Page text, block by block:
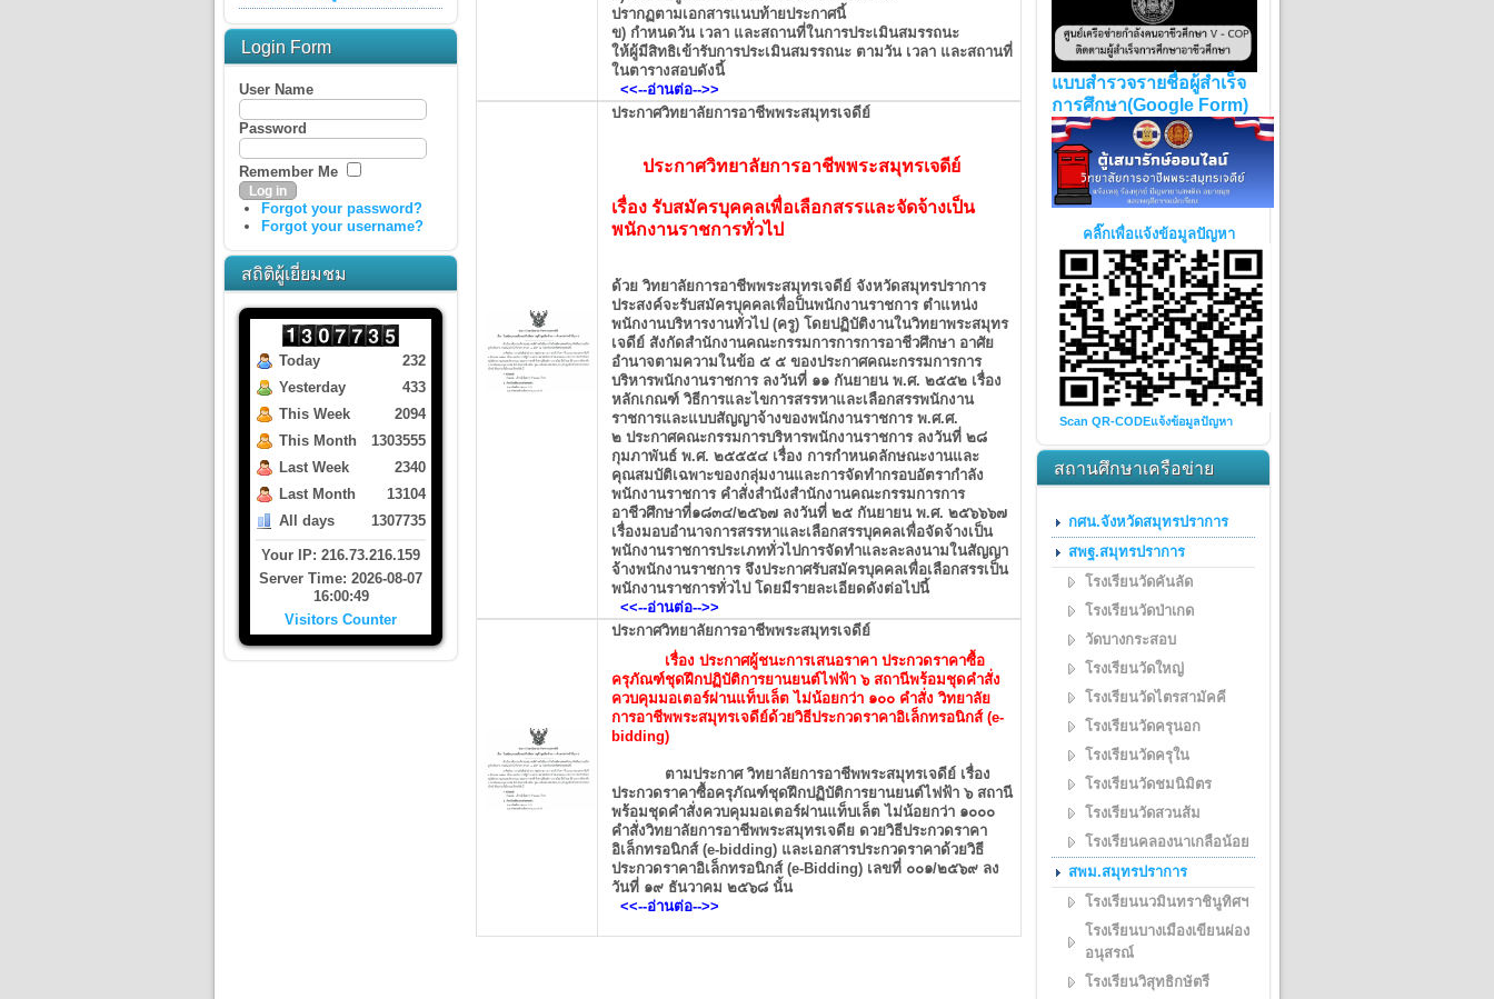
Login Form
User Name
Password
Remember Me
Forgot your password?
Forgot your username?
สถิติผู้เยี่ยมชม
Today
Yesterday
This Week
This Month
Last Week
Last Month
All days
232
433
2094
1303555
2340
13104
1307735
Your IP: 216.73.216.159
Server Time: 2026-08-07
16:00:49
Visitors Counter
ปรากฏตามเอกสารแนบท้ายประกาศนี้
ข) กำหนดวัน เวลา และสถานที่ในการประเมินสมรรถนะ
ให้ผู้มีสิทธิเข้ารับการประเมินสมรรถนะ ตามวัน เวลา และสถานที่
ในตารางสอบดังนี้
<<--อ่านต่อ-->>
ประกาศวิทยาลัยการอาชีพพระสมุทรเจดีย์
ประกาศวิทยาลัยการอาชีพพระสมุทรเจดีย์
เรื่อง รับสมัครบุคคลเพื่อเลือกสรรและจัดจ้างเป็น
พนักงานราชการทั่วไป
ด้วย วิทยาลัยการอาชีพพระสมุทรเจดีย์ จังหวัดสมุทรปราการ
ประสงค์จะรับสมัครบุคคลเพื่อป็นพนักงานราชการ ตำแหน่ง
พนักงานบริหารงานทั่วไป (ครู) โดยปฏิบัติงานในวิทยาพระสมุทร
เจดีย์ สังกัดสำนักงานคณะกรรมการการการอาชีวศึกษา อาศัย
อำนาจตามความในข้อ ๕ ๕ ของประกาศคณะกรรมการการ
บริหารพนักงานราชการ ลงวันที่ ๑๑ กันยายน พ.ศ. ๒๕๕๒ เรื่อง
หลักเกณฑ์ วิธีการและไขการสรรหาและเลือกสรรพนักงาน
ราชการและแบบสัญญาจ้างของพนักงานราชการ พ.ศ.ศ.
๒ ประกาศคณะกรรมการบริหารพนักงานราชการ ลงวันที่ ๒๘
กุมภาพันธ์ พ.ศ. ๒๕๕๕๔ เรื่อง การกำหนดลักษณะงานและ
คุณสมบัติเฉพาะของกลุ่มงานและการจัดทำกรอบอัตรากำลัง
พนักงานราชการ คำสั่งสำนังสำนักงานคณะกรรมการการ
อาชีวศึกษาที่๑๘๓๔/๒๕๖๗ ลงวันที่ ๒๕ กันยายน พ.ศ. ๒๕๖๖๖๗
เรื่องมอบอำนาจการสรรหาและเลือกสรรบุคคลเพื่อจัดจ้างเป็น
พนักงานราชการประเภททั่วไปการจัดทำและละลงนามในสัญญา
จ้างพนักงานราชการ จึงประกาศรับสมัครบุคคลเพื่อเลือกสรรเป็น
พนักงานราชการทั่วไป โดยมีรายละเอียดดังต่อไปนี้
<<--อ่านต่อ-->>
ประกาศวิทยาลัยการอาชีพพระสมุทรเจดีย์
เรื่อง ประกาศผู้ชนะการเสนอราคา ประกวดราคาซื้อ
ครุภัณฑ์ชุดฝึกปฏิบัติการยานยนต์ไฟฟ้า ๖ สถานีพร้อมชุดคำสั่ง
ควบคุมมอเตอร์ผ่านแท็บเล็ต ไม่น้อยกว่า ๑๐๐ คำสั่ง วิทยาลัย
การอาชีพพระสมุทรเจดีย์ด้วยวิธีประกวดราคาอิเล็กทรอนิกส์ (e-
bidding)
ตามประกาศ วิทยาลัยการอาชีพพระสมุทรเจดีย์ เรื่อง
ประกวดราคาซื้อครุภัณฑ์ชุดฝึกปฏิบัติการยานยนต์ไฟฟ้า ๖ สถานี
พร้อมชุดคำสั่งควบคุมมอเตอร์ผ่านแท็บเล็ต ไม่น้อยกว่า ๑๐๐๐
คำสั่งวิทยาลัยการอาชีพพระสมุทรเจดีย ดวยวิธีประกวดราคา
อิเล็กทรอนิกส์ (e-bidding) และเอกสารประกวดราคาด้วยวิธี
ประกวดราคาอิเล็กทรอนิกส์ (e-Bidding) เลขที่ ๐๐๑/๒๕๖๙ ลง
วันที่ ๑๙ ธันวาคม ๒๕๖๘ นั้น
<<--อ่านต่อ-->>
แบบสำรวจรายชื่อผู้สำเร็จ
การศึกษา(Google Form)
คลิ๊กเพื่อแจ้งข้อมูลปัญหา
Scan QR-CODEแจ้งข้อมูลปัญหา
สถานศึกษาเครือข่าย
กศน.จังหวัดสมุทรปราการ
สพฐ.สมุทรปราการ
โรงเรียนวัดคันลัด
โรงเรียนวัดป่าเกด
วัดบางกระสอบ
โรงเรียนวัดใหญ่
โรงเรียนวัดไตรสามัคคี
โรงเรียนวัดครุนอก
โรงเรียนวัดครุใน
โรงเรียนวัดชมนิมิตร
โรงเรียนวัดสวนส้ม
โรงเรียนคลองนาเกลือน้อย
สพม.สมุทรปราการ
โรงเรียนนวมินทราชินูทิศฯ
โรงเรียนบางเมืองเขียนผ่อง
อนุสรณ์
โรงเรียนวิสุทธิกษัตรี